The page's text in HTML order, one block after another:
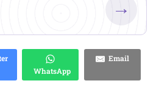
→
WhatsApp
Email